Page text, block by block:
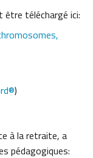
téléchargé ici:
)
à la retraite, a
pédagogiques: